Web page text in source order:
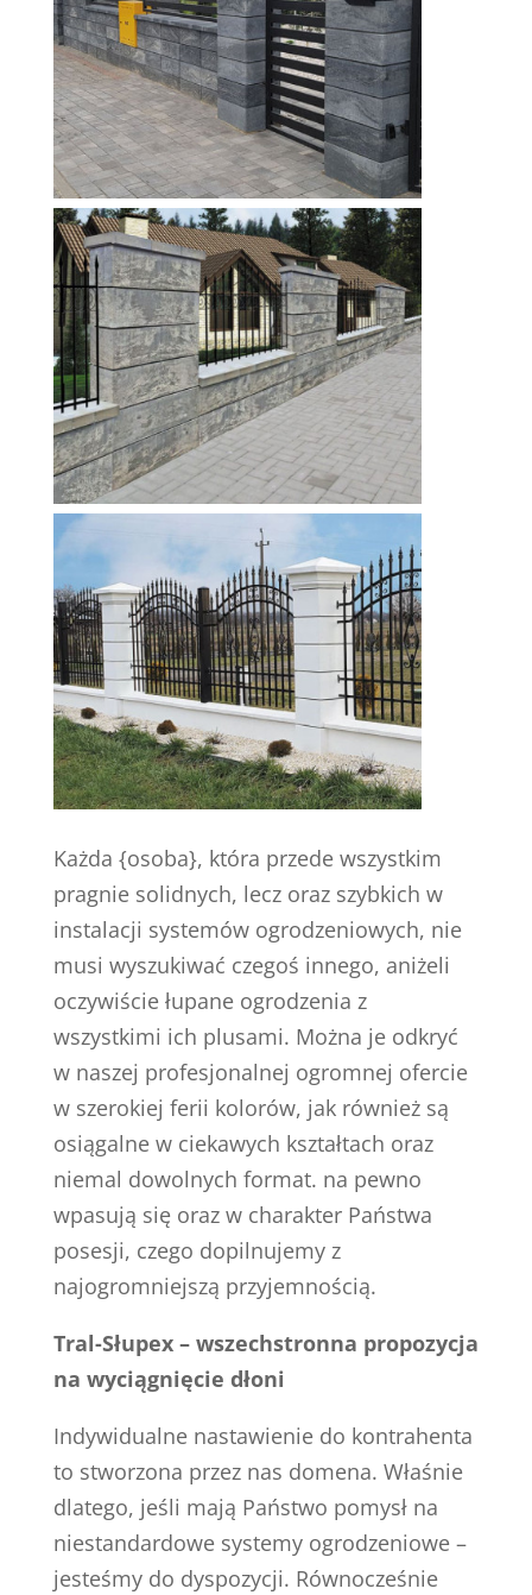
Każda {osoba}, która przede wszystkim
pragnie solidnych, lecz oraz szybkich w
instalacji systemów ogrodzeniowych, nie
musi wyszukiwać czegoś innego, aniżeli
oczywiście łupane ogrodzenia z
wszystkimi ich plusami. Można je odkryć
w naszej profesjonalnej ogromnej ofercie
w szerokiej ferii kolorów, jak również są
osiągalne w ciekawych kształtach oraz
niemal dowolnych format. na pewno
wpasują się oraz w charakter Państwa
posesji, czego dopilnujemy z
najogromniejszą przyjemnością.
Tral-Słupex – wszechstronna propozycja
na wyciągnięcie dłoni
Indywidualne nastawienie do kontrahenta
to stworzona przez nas domena. Właśnie
dlatego, jeśli mają Państwo pomysł na
niestandardowe systemy ogrodzeniowe –
jesteśmy do dyspozycji. Równocześnie